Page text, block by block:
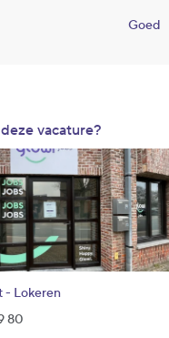
Goed
vacature?
- Lokeren
80